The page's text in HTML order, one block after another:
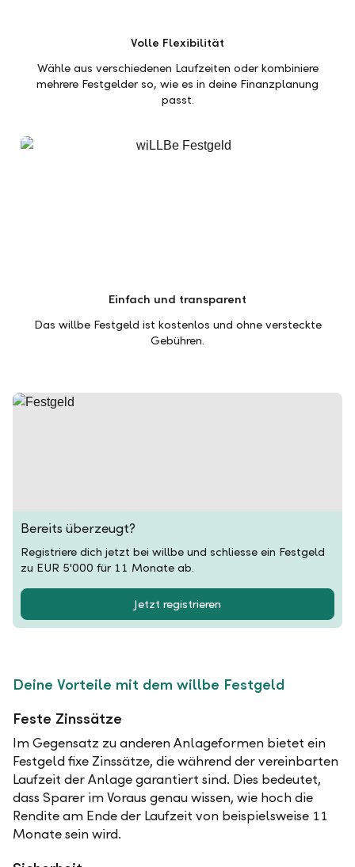
Volle Flexibilität
Wähle aus verschiedenen Laufzeiten oder kombiniere
mehrere Festgelder so, wie es in deine Finanzplanung
passt.
Einfach und transparent
Das willbe Festgeld ist kostenlos und ohne versteckte
Gebühren.
Bereits überzeugt?
Registriere dich jetzt bei willbe und schliesse ein Festgeld
zu EUR 5'000 für 11 Monate ab.
Jetzt registrieren
Deine Vorteile mit dem willbe Festgeld
Feste Zinssätze
Im Gegensatz zu anderen Anlageformen bietet ein
Festgeld fixe Zinssätze, die während der vereinbarten
Laufzeit der Anlage garantiert sind. Dies bedeutet,
dass Sparer im Voraus genau wissen, wie hoch die
Rendite am Ende der Laufzeit von beispielsweise 11
Monate sein wird.